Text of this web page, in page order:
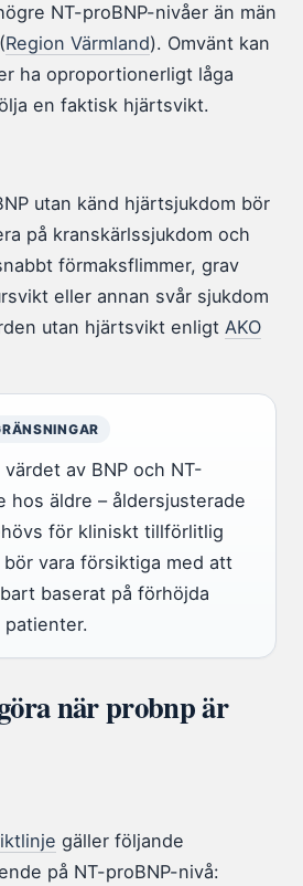
NT-proBNP-nivåer än män
Region Värmland). Omvänt kan
ha oproportionerligt låga
en faktisk hjärtsvikt.
utan känd hjärtsjukdom bör
på kranskärlssjukdom och
förmaksflimmer, grav
eller annan svår sjukdom
utan hjärtsvikt enligt AKO
av BNP och NT-
hos äldre – åldersjusterade
för kliniskt tillförlitlig
vara försiktiga med att
baserat på förhöjda
patienter.
när probnp är
gäller följande
på NT-proBNP-nivå: